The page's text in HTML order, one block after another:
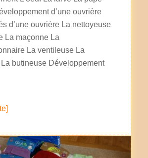
d’une ouvrière
d’une ouvrière La nettoyeuse
La maçonne La
La ventileuse La
butineuse Développement